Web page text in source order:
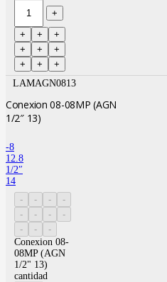
LAMAGN0813
Conexion 08-08MP (AGN
1/2″ 13)
-8
12.8
1/2″
14
Conexion 08-
08MP (AGN
1/2" 13)
cantidad